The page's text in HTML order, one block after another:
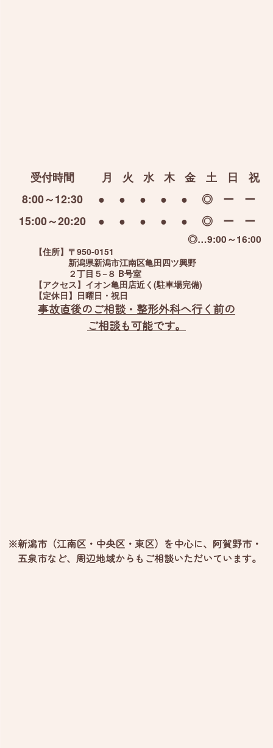
受付時間 月 火 水 木 金 土 日
祝
8:00～12:30
● ● ● ● ● ◎ ー
ー
15:00～20:20
● ● ● ● ● ◎ ー ー
◎…9:00～16:00
【住所】 〒950-0151
新潟県新潟市江南区亀田四ツ興野
２丁目５−８ B号室
【アクセス】 イオン亀田店近く(駐車場完備)
【定休日】 日曜日・祝日
事故直後のご相談・整形外科へ行く前の
ご相談も可能です。
※新潟市（江南区・中央区・東区）を中心に、阿賀野市・
五泉市など、 周辺地域からもご相談いただいています。